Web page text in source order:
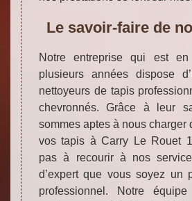
Le savoir-faire de
Notre entreprise qui est
plusieurs années dispose
nettoyeurs de tapis
chevronnés. Grâce à leur
sommes aptes à nous charger
vos tapis à Carry Le Rouet
pas à recourir à nos
d’expert que vous soyez un
professionnel. Notre